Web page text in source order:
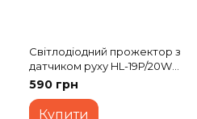
Світлодіодний прожектор з
датчиком руху HL-19P/20W
NW IP65
590 грн
Купити